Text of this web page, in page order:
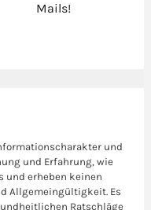
Mails!
und
und Erfahrung, wie
und erheben keinen
Allgemeingültigkeit. Es
Ratschläge